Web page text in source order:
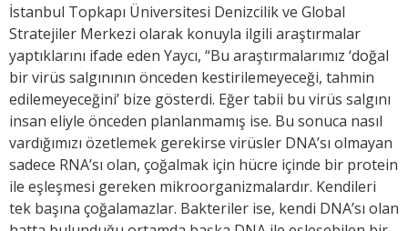
İstanbul Topkapı Üniversitesi Denizcilik ve Global
Stratejiler Merkezi olarak konuyla ilgili araştırmalar
yaptıklarını ifade eden Yaycı, “Bu araştırmalarımız ‘doğal
bir virüs salgınının önceden kestirilemeyeceği, tahmin
edilemeyeceğini’ bize gösterdi. Eğer tabii bu virüs salgını
insan eliyle önceden planlanmamış ise. Bu sonuca nasıl
vardığımızı özetlemek gerekirse virüsler DNA’sı olmayan
sadece RNA’sı olan, çoğalmak için hücre içinde bir protein
ile eşleşmesi gereken mikroorganizmalardır. Kendileri
tek başına çoğalamazlar. Bakteriler ise, kendi DNA’sı olan